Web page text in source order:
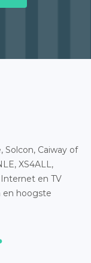
Solcon, Caiway of
XS4ALL,
en TV
en hoogste